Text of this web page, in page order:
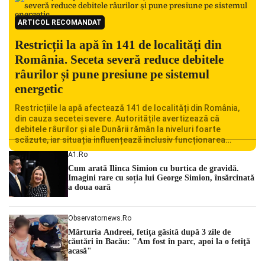
ARTICOL RECOMANDAT
Restricții la apă în 141 de localități din
România. Seceta severă reduce debitele
râurilor și pune presiune pe sistemul
energetic
Restricțiile la apă afectează 141 de localități din România,
din cauza secetei severe. Autoritățile avertizează că
debitele râurilor și ale Dunării rămân la niveluri foarte
scăzute, iar situația influențează inclusiv funcționarea
Centralei Nucleare de la Cernavodă. România se confruntă
cu una dintre cele mai dificile perioade din punct de vedere
hidrologic din ultimii ani. Lipsa […]
A1.ro
Cum arată Ilinca Simion cu burtica de gravidă.
Imagini rare cu soția lui George Simion, însărcinată
a doua oară
Observatornews.ro
Mărturia Andreei, fetiţa găsită după 3 zile de
căutări în Bacău: "Am fost în parc, apoi la o fetiţă
acasă"